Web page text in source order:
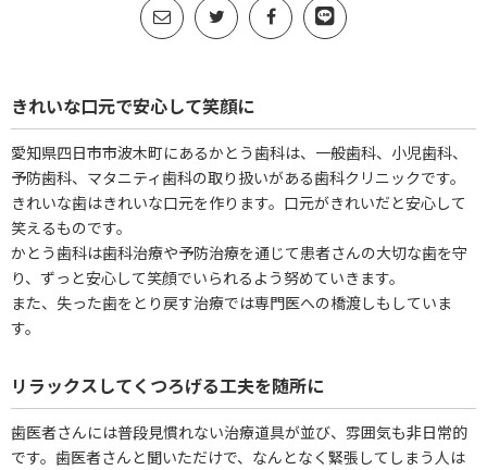
きれいな口元で安心して笑顔に
愛知県四日市市波木町にあるかとう歯科は、一般歯科、小児歯科、
予防歯科、マタニティ歯科の取り扱いがある歯科クリニックです。
きれいな歯はきれいな口元を作ります。口元がきれいだと安心して
笑えるものです。
かとう歯科は歯科治療や予防治療を通じて患者さんの大切な歯を守
り、ずっと安心して笑顔でいられるよう努めていきます。
また、失った歯をとり戻す治療では専門医への橋渡しもしていま
す。
リラックスしてくつろげる工夫を随所に
歯医者さんには普段見慣れない治療道具が並び、雰囲気も非日常的
です。歯医者さんと聞いただけで、なんとなく緊張してしまう人は